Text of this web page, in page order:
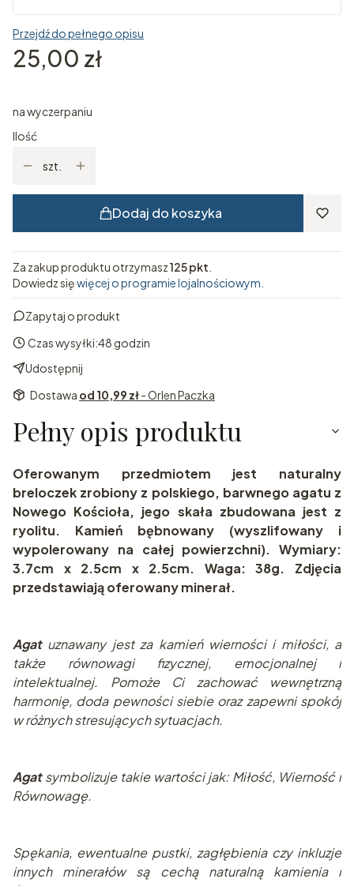
Przejdź do pełnego opisu
Cena
25,00 zł
na wyczerpaniu
Ilość
szt.
Dodaj do koszyka
Za zakup produktu otrzymasz125 pkt
Dowiedz sięwięcej o programie lojalnościowym.
Zapytaj o produkt
Czas wysyłki:48 godzin
Udostępnij
Dostawa od 10,99 zł- Orlen Paczka
Pełny opis produktu
Oferowanym przedmiotem jest naturalny
breloczek zrobiony z polskiego, barwnego agatu z
Nowego Kościoła, jego skała zbudowana jest z
ryolitu. Kamień bębnowany (wyszlifowany i
wypolerowany na całej powierzchni). Wymiary:
3.7cm x 2.5cm x 2.5cm. Waga: 38g. Zdjęcia
przedstawiają oferowany minerał.
Agatuznawany jest za kamień wierności i miłości, a
także równowagi fizycznej, emocjonalnej i
intelektualnej. Pomoże Ci zachować wewnętrzną
harmonię, doda pewności siebie oraz zapewni spokój
w różnych stresujących sytuacjach.
Agatsymbolizuje takie wartości jak: Miłość, Wierność i
Równowagę.
Spękania, ewentualne pustki, zagłębienia czy inkluzje
innych minerałów są cechą naturalną kamienia i